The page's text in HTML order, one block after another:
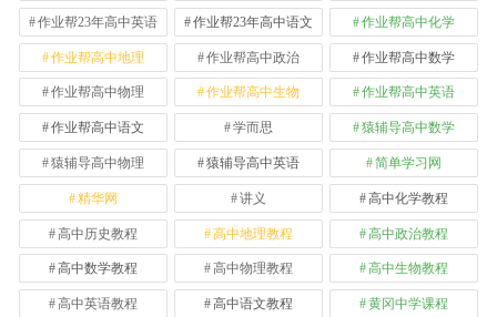
作业帮23年高中英语 作业帮23年高中语文 作业帮高中化学
作业帮高中地理 作业帮高中政治 作业帮高中数学
作业帮高中物理 作业帮高中生物 作业帮高中英语
作业帮高中语文 学而思 猿辅导高中数学
猿辅导高中物理 猿辅导高中英语 简单学习网
精华网 讲义 高中化学教程
高中历史教程 高中地理教程 高中政治教程
高中数学教程 高中物理教程 高中生物教程
高中英语教程 高中语文教程 黄冈中学课程